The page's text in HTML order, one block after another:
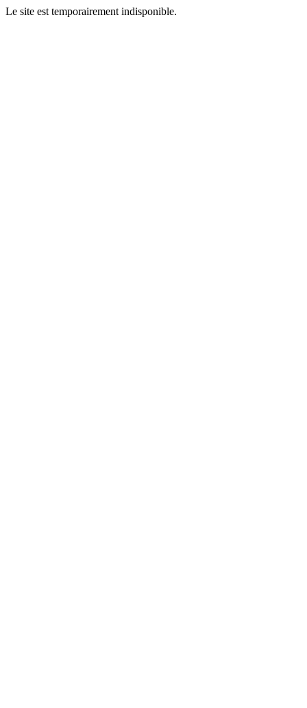
Le site est temporairement indisponible.